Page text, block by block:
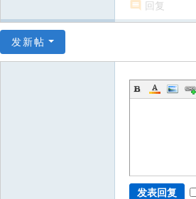
回复
发新帖
发表回复